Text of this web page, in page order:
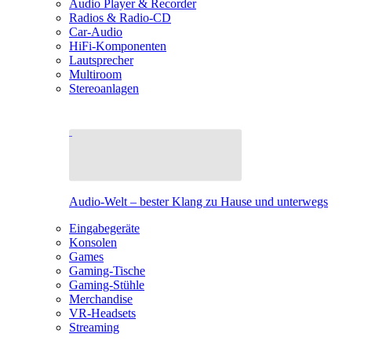
Audio Player & Recorder
Radios & Radio-CD
Car-Audio
HiFi-Komponenten
Lautsprecher
Multiroom
Stereoanlagen
Audio-Welt – bester Klang zu Hause und unterwegs
Eingabegeräte
Konsolen
Games
Gaming-Tische
Gaming-Stühle
Merchandise
VR-Headsets
Streaming